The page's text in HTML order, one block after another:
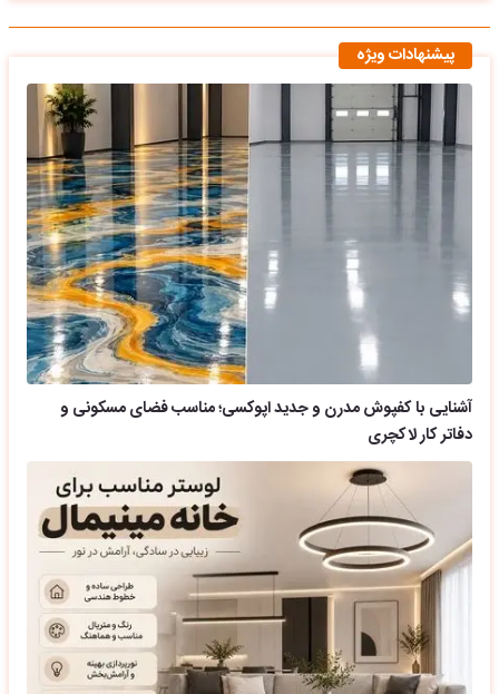
پیشنهادات ویژه
آشنایی با کفپوش مدرن و جدید اپوکسی؛ مناسب فضای مسکونی و
دفاتر کار لاکچری